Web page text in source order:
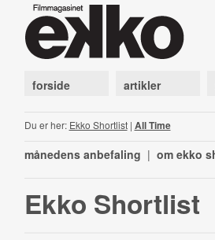
forside artikler
Du er her: Ekko Shortlist| All Time
månedens anbefaling | om ekko
Ekko Shortlist